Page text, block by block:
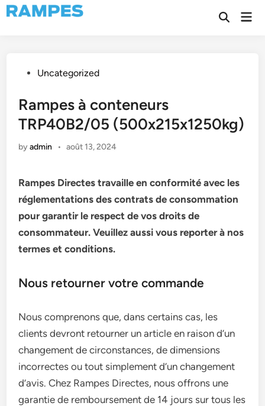
Skip
to
Open
PostedUncategorized
Rampes à conteneurs
TRP40B2/05 (500x215x1250kg)
byadmin • août 13, 2024
Rampes Directes travaille en conformité avec les
réglementations des contrats de consommation
pour garantir le respect de vos droits de
consommateur. Veuillez aussi vous reporter à nos
termes et conditions.
Nous retourner votre commande
Nous comprenons que, dans certains cas, les
clients devront retourner un article en raison d’un
changement de circonstances, de dimensions
incorrectes ou tout simplement d’un changement
d’avis. Chez Rampes Directes, nous offrons une
garantie de remboursement de 14 jours sur tous les